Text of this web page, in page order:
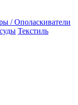
/ Ополаскиватели
Текстиль